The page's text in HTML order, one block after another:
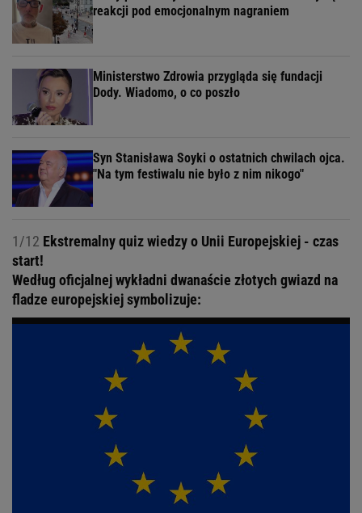
reakcji pod emocjonalnym nagraniem
Ministerstwo Zdrowia przygląda się fundacji
Dody. Wiadomo, o co poszło
Syn Stanisława Soyki o ostatnich chwilach ojca.
"Na tym festiwalu nie było z nim nikogo"
1/12 Ekstremalny quiz wiedzy o Unii Europejskiej - czas
start!
Według oficjalnej wykładni dwanaście złotych gwiazd na
fladze europejskiej symbolizuje: